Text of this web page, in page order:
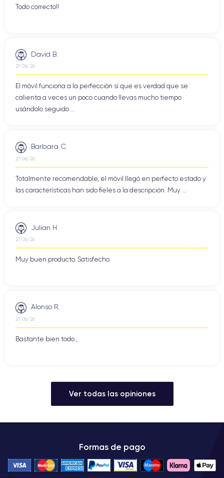
Todo correcto!!
David B.
27/06/26
El móvil funciona a la perfección sí que es verdad que se
calienta a veces un poco cuando llevas mucho tiempo
usándolo seguido ...
Barbara C.
27/06/26
Totalmente recomendable, el móvil llegó en perfecto estado y
las características han sido fieles a la descripción. Muy ...
Julian H.
27/06/26
Muy buen producto. Satisfecho.
Alonso R.
27/06/26
Bastante bien todo ,
Ver todas las opiniones
Formas de pago